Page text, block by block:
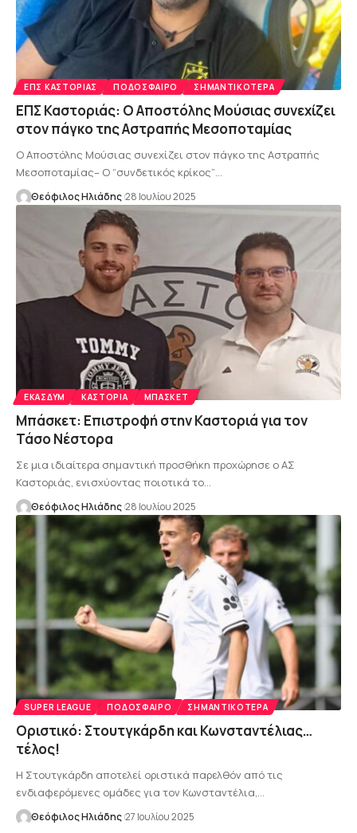
ΕΠΣ ΚΑΣΤΟΡΙΆΣ ΠΟΔΌΣΦΑΙΡΟ ΣΗΜΑΝΤΙΚΌΤΕΡΑ
ΕΠΣ Καστοριάς: Ο Αποστόλης Μούσιας συνεχίζει
στον πάγκο της Αστραπής Μεσοποταμίας
Ο Αποστόλης Μούσιας συνεχίζει στον πάγκο της Αστραπής
Μεσοποταμίας– Ο “συνδετικός κρίκος”…
Θεόφιλος Ηλιάδης 28 Ιουλίου 2025
ΕΚΑΣΔΥΜ ΚΑΣΤΟΡΙΆ ΜΠΆΣΚΕΤ
Μπάσκετ: Επιστροφή στην Καστοριά για τον
Τάσο Νέστορα
Σε μια ιδιαίτερα σημαντική προσθήκη προχώρησε ο ΑΣ
Καστοριάς, ενισχύοντας ποιοτικά το…
Θεόφιλος Ηλιάδης 28 Ιουλίου 2025
SUPER LEAGUE ΠΟΔΌΣΦΑΙΡΟ ΣΗΜΑΝΤΙΚΌΤΕΡΑ
Οριστικό: Στουτγκάρδη και Κωνσταντέλιας…
τέλος!
Η Στουτγκάρδη αποτελεί οριστικά παρελθόν από τις
ενδιαφερόμενες ομάδες για τον Κωνσταντέλια,…
Θεόφιλος Ηλιάδης 27 Ιουλίου 2025